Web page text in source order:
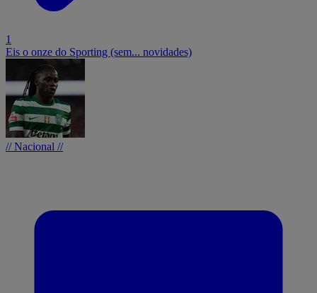
1
Eis o onze do Sporting (sem... novidades)
// Nacional //